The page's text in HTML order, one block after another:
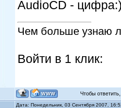
AudioCD -
Чем больше узнаю
Войти в 1 клик:
Чтобы
Дата: Понедельник, 03 Сентября 2007,